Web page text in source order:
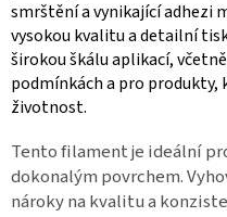
smrštění a vynikající adhezi
vysokou kvalitu a detailní
širokou škálu aplikací,
podmínkách a pro produkty,
životnost.
Tento filament je ideální
dokonalým povrchem.
nároky na kvalitu a